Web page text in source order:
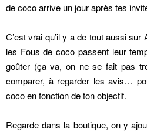
de coco arrive un jour après tes
C’est vrai qu’il y a de tout aussi
les Fous de coco passent leur
goûter (ça va, on ne se fait pas
comparer, à regarder les avis…
coco en fonction de ton objectif.
Regarde dans la boutique, on y